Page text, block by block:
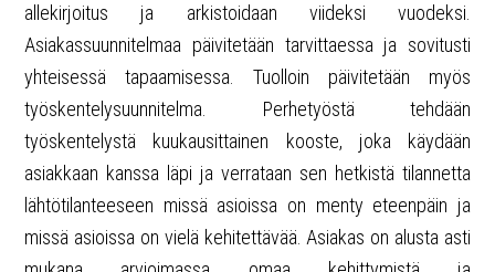
allekirjoitus ja arkistoidaan viideksi vuodeksi.
Asiakassuunnitelmaa päivitetään tarvittaessa ja sovitusti
yhteisessä tapaamisessa. Tuolloin päivitetään myös
työskentelysuunnitelma. Perhetyöstä tehdään
työskentelystä kuukausittainen kooste, joka käydään
asiakkaan kanssa läpi ja verrataan sen hetkistä tilannetta
lähtötilanteeseen missä asioissa on menty eteenpäin ja
missä asioissa on vielä kehitettävää. Asiakas on alusta asti